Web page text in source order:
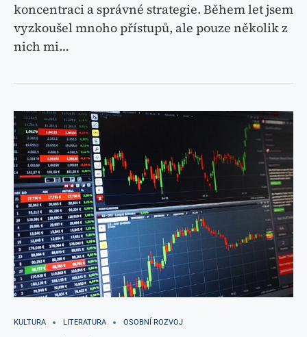
koncentraci a správné strategie. Během let jsem
vyzkoušel mnoho přístupů, ale pouze několik z
nich mi…
KULTURA LITERATURA OSOBNÍ ROZVOJ